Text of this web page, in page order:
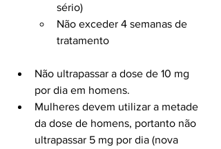
sério)
Não exceder 4 semanas de
tratamento
Não ultrapassar a dose de 10 mg
por dia em homens.
Mulheres devem utilizar a metade
da dose de homens, portanto não
ultrapassar 5 mg por dia (nova